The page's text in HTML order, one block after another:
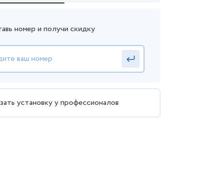
номер и получи скидку
установку у профессионалов